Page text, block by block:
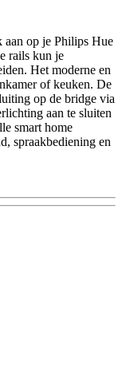
aan op je Philips Hue
rails kun je
Het moderne en
of keuken. De
op de bridge via
aan te sluiten
smart home
spraakbediening en